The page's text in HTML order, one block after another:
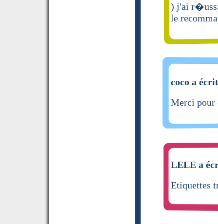
) j'ai
le
coco a
Merci
LELE a
Etiquettes